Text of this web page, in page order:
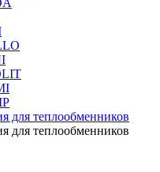
для теплообменников
для теплообменников